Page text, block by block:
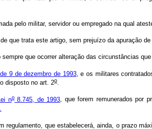
pelo militar, servidor ou empregado na qual
que trata este artigo, sem prejuízo da apuração
que ocorrer alteração das circunstâncias
9 de dezembro de 1993, e os militares
disposto no art. 2o.
Lei no8.745, de 1993, que forem remunerados por
que estabelecerá, ainda, o prazo